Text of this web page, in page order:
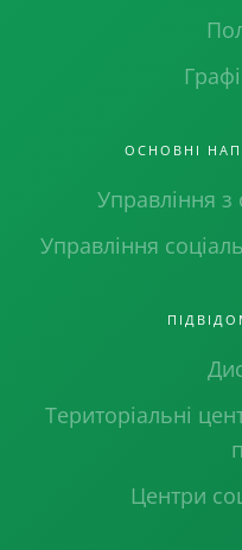
ОСНОВНІ
Управління з
Управління
Територіальні
Центри